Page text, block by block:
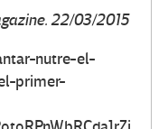
22/03/2015
nutre-el-
primer-